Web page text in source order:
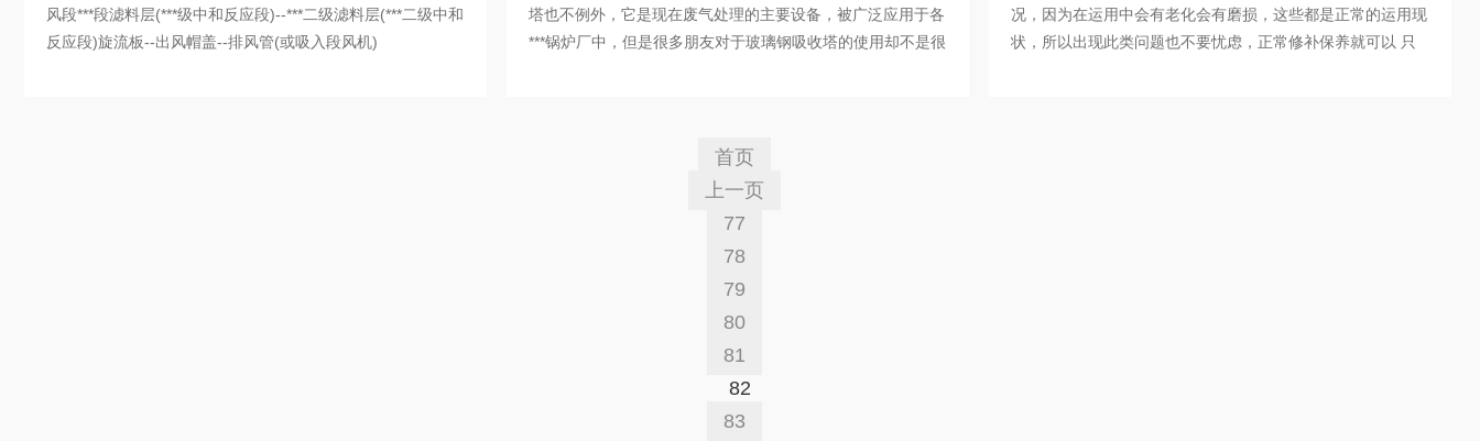
风段***段滤料层(***级中和反应段)--***二级滤料层(***二级中和
反应段)旋流板--出风帽盖--排风管(或吸入段风机)
塔也不例外，它是现在废气处理的主要设备，被广泛应用于各
***锅炉厂中，但是很多朋友对于玻璃钢吸收塔的使用却不是很
况，因为在运用中会有老化会有磨损，这些都是正常的运用现
状，所以出现此类问题也不要忧虑，正常修补保养就可以 只
首页
上一页
77
78
79
80
81
82
83